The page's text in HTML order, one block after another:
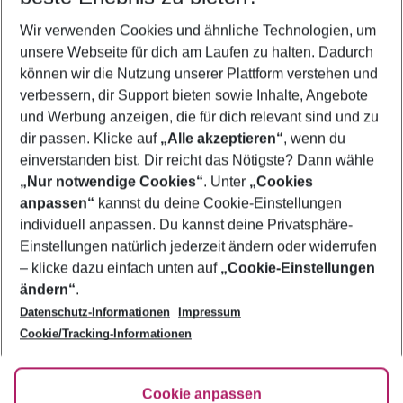
2 Erwachsene Keine Kinder
Mehr Filter anzeigen
Footer
Footer navigation
Über uns
AGB
Bestpreisgarantie
Cookie-Einstellungen ändern
Cookie-Richtlinie
Agenturbetreuung
Barrierefreies Reisen
FAQ
HanseMerkur Reiseversicherung
Folge uns
Wir verwenden Cookies und ähnliche Technologien, um
unsere Webseite für dich am Laufen zu halten. Dadurch
können wir die Nutzung unserer Plattform verstehen und
verbessern, dir Support bieten sowie Inhalte, Angebote
und Werbung anzeigen, die für dich relevant sind und zu
dir passen. Klicke auf „Alle akzeptieren“, wenn du
einverstanden bist. Dir reicht das Nötigste? Dann wähle
„Nur notwendige Cookies“. Unter „Cookies
anpassen“ kannst du deine Cookie-Einstellungen
individuell anpassen. Du kannst deine Privatsphäre-
Einstellungen natürlich jederzeit ändern oder widerrufen
– klicke dazu einfach unten auf „Cookie-Einstellungen
ändern“.
Datenschutz-Informationen
Impressum
Cookie/Tracking-Informationen
Cookie anpassen